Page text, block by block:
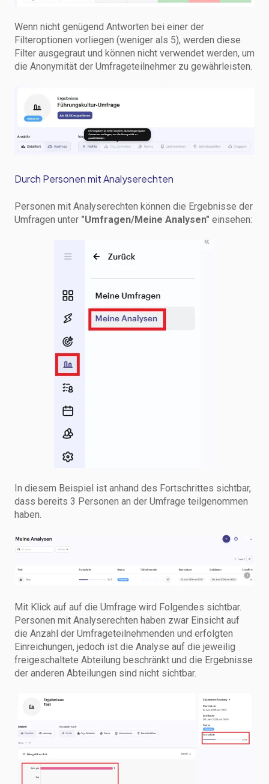
Wenn nicht genügend Antworten bei einer der
Filteroptionen vorliegen (weniger als 5), werden diese
Filter ausgegraut und können nicht verwendet werden, um
die Anonymität der Umfrageteilnehmer zu gewährleisten.
Durch Personen mit Analyserechten
Personen mit Analyserechten können die Ergebnisse der
Umfragen unter "Umfragen/Meine Analysen" einsehen:
In diesem Beispiel ist anhand des Fortschrittes sichtbar,
dass bereits 3 Personen an der Umfrage teilgenommen
haben.
Mit Klick auf auf die Umfrage wird Folgendes sichtbar.
Personen mit Analyserechten haben zwar Einsicht auf
die Anzahl der Umfrageteilnehmenden und erfolgten
Einreichungen, jedoch ist die Analyse auf die jeweilig
freigeschaltete Abteilung beschränkt und die Ergebnisse
der anderen Abteilungen sind nicht sichtbar.